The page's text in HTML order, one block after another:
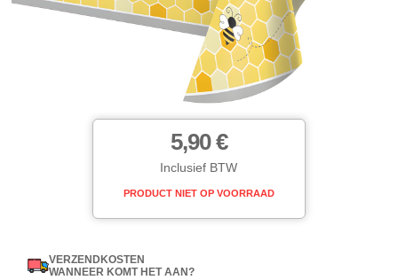
5,90 €
Inclusief BTW
PRODUCT NIET OP VOORRAAD
VERZENDKOSTEN
WANNEER KOMT HET AAN?